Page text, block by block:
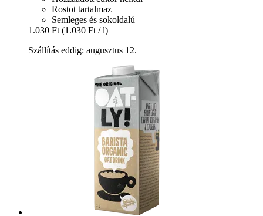
Rostot tartalmaz
Semleges és sokoldalú
1.030 Ft (1.030 Ft / l)
Szállítás eddig: augusztus 12.